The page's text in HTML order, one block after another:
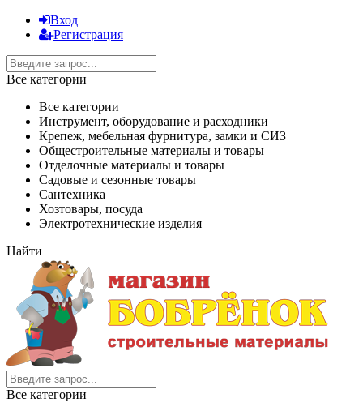
Вход
Регистрация
Все категории
Все категории
Инструмент, оборудование и расходники
Крепеж, мебельная фурнитура, замки и СИЗ
Общестроительные материалы и товары
Отделочные материалы и товары
Садовые и сезонные товары
Сантехника
Хозтовары, посуда
Электротехнические изделия
Найти
Все категории